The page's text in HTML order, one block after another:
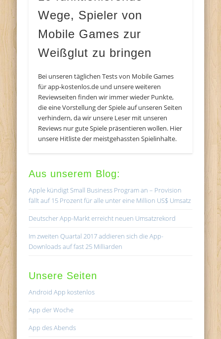
Wege, Spieler von
Mobile Games zur
Weißglut zu bringen
Bei unseren täglichen Tests von Mobile Games
für app-kostenlos.de und unsere weiteren
Reviewseiten finden wir immer wieder Punkte,
die eine Vorstellung der Spiele auf unseren Seiten
verhindern, da wir unsere Leser mit unseren
Reviews nur gute Spiele präsentieren wollen. Hier
unsere Hitliste der meistgehassten Spielinhalte.
Aus unserem Blog:
Apple kündigt Small Business Program an – Provision
fällt auf 15 Prozent für alle unter eine Million US$ Umsatz
Deutscher App-Markt erreicht neuen Umsatzrekord
Im zweiten Quartal 2017 addieren sich die App-
Downloads auf fast 25 Milliarden
Unsere Seiten
Android App kostenlos
App der Woche
App des Abends